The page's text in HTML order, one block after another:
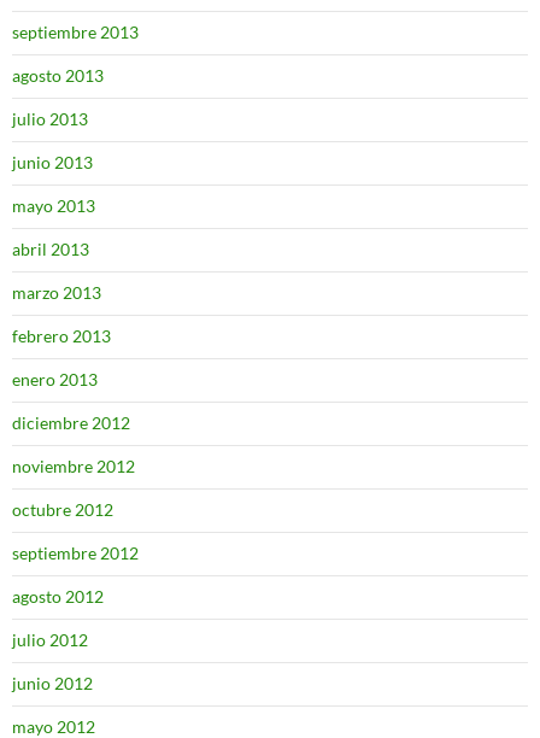
septiembre 2013
agosto 2013
julio 2013
junio 2013
mayo 2013
abril 2013
marzo 2013
febrero 2013
enero 2013
diciembre 2012
noviembre 2012
octubre 2012
septiembre 2012
agosto 2012
julio 2012
junio 2012
mayo 2012